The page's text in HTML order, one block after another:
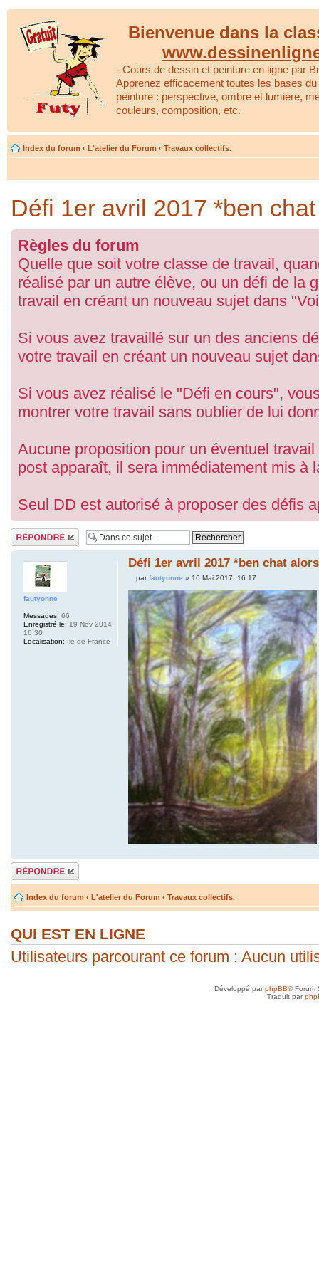
Bienvenue dans la
- Cours de dessin et peinture en ligne par
Apprenez efficacement toutes les bases
peinture : perspective, ombre et lumière,
couleurs, composition, etc.
Index du forum ‹ L'atelier du Forum ‹ Travaux collectifs.
Défi 1er avril 2017 *ben
Règles du forum
Quelle que soit votre classe de travail,
réalisé par un autre élève, ou un défi de la
travail en créant un nouveau sujet dans
Si vous avez travaillé sur un des anciens
votre travail en créant un nouveau sujet
Si vous avez réalisé le "Défi en cours",
montrer votre travail sans oublier de lui
Aucune proposition pour un éventuel
post apparaît, il sera immédiatement mis à
Seul DD est autorisé à proposer des défis
Répondre
Défi 1er avril 2017 *ben chat
parfautyonne » 16 Mai 2017, 16:17
fautyonne
Messages: 66
Enregistré le: 19 Nov 2014,
16:30
Localisation: Ile-de-France
Répondre
Index du forum ‹ L'atelier du Forum ‹ Travaux collectifs.
QUI EST EN LIGNE
Utilisateurs parcourant ce forum : Aucun
Développé parphpBB® Forum
Traduit par